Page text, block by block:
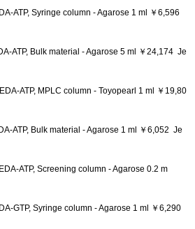
ATP, Syringe column - Agarose 1 ml ￥6,596
ATP, Bulk material - Agarose 5 ml ￥24,174 Je
ATP, MPLC column - Toyopearl 1 ml ￥19,80
ATP, Bulk material - Agarose 1 ml ￥6,052 Je
ATP, Screening column - Agarose 0.2 m
GTP, Syringe column - Agarose 1 ml ￥6,290